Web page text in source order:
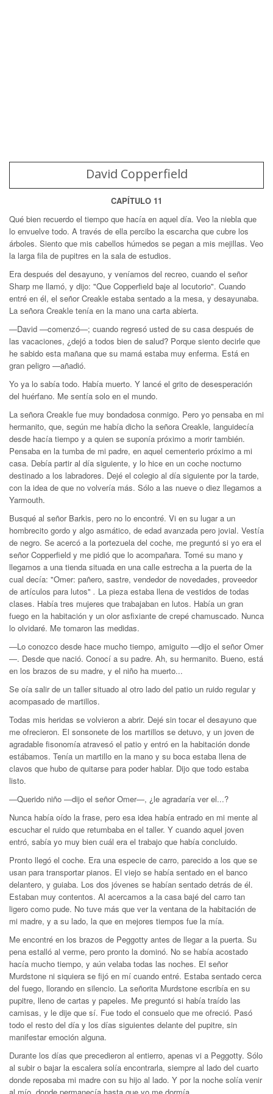
David Copperfield
CAPÍTULO 11
Qué bien recuerdo el tiempo que hacía en aquel día. Veo la niebla que
lo envuelve todo. A través de ella percibo la escarcha que cubre los
árboles. Siento que mis cabellos húmedos se pegan a mis mejillas. Veo
la larga fila de pupitres en la sala de estudios.
Era después del desayuno, y veníamos del recreo, cuando el señor
Sharp me llamó, y dijo: "Que Copperfield baje al locutorio". Cuando
entré en él, el señor Creakle estaba sentado a la mesa, y desayunaba.
La señora Creakle tenía en la mano una carta abierta.
—David —comenzó—; cuando regresó usted de su casa después de
las vacaciones, ¿dejó a todos bien de salud? Porque siento decirle que
he sabido esta mañana que su mamá estaba muy enferma. Está en
gran peligro —añadió.
Yo ya lo sabía todo. Había muerto. Y lancé el grito de desesperación
del huérfano. Me sentía solo en el mundo.
La señora Creakle fue muy bondadosa conmigo. Pero yo pensaba en mi
hermanito, que, según me había dicho la señora Creakle, languidecía
desde hacía tiempo y a quien se suponía próximo a morir también.
Pensaba en la tumba de mi padre, en aquel cementerio próximo a mi
casa. Debía partir al día siguiente, y lo hice en un coche nocturno
destinado a los labradores. Dejé el colegio al día siguiente por la tarde,
con la idea de que no volvería más. Sólo a las nueve o diez llegamos a
Yarmouth.
Busqué al señor Barkis, pero no lo encontré. Vi en su lugar a un
hombrecito gordo y algo asmático, de edad avanzada pero jovial. Vestía
de negro. Se acercó a la portezuela del coche, me preguntó si yo era el
señor Copperfield y me pidió que lo acompañara. Tomé su mano y
llegamos a una tienda situada en una calle estrecha a la puerta de la
cual decía: "Omer: pañero, sastre, vendedor de novedades, proveedor
de artículos para lutos" . La pieza estaba llena de vestidos de todas
clases. Había tres mujeres que trabajaban en lutos. Había un gran
fuego en la habitación y un olor asfixiante de crepé chamuscado. Nunca
lo olvidaré. Me tomaron las medidas.
—Lo conozco desde hace mucho tiempo, amiguito —dijo el señor Omer
—. Desde que nació. Conocí a su padre. Ah, su hermanito. Bueno, está
en los brazos de su madre, y el niño ha muerto...
Se oía salir de un taller situado al otro lado del patio un ruido regular y
acompasado de martillos.
Todas mis heridas se volvieron a abrir. Dejé sin tocar el desayuno que
me ofrecieron. El sonsonete de los martillos se detuvo, y un joven de
agradable fisonomía atravesó el patio y entró en la habitación donde
estábamos. Tenía un martillo en la mano y su boca estaba llena de
clavos que hubo de quitarse para poder hablar. Dijo que todo estaba
listo.
—Querido niño —dijo el señor Omer—, ¿le agradaría ver el...?
Nunca había oído la frase, pero esa idea había entrado en mi mente al
escuchar el ruido que retumbaba en el taller. Y cuando aquel joven
entró, sabía yo muy bien cuál era el trabajo que había concluido.
Pronto llegó el coche. Era una especie de carro, parecido a los que se
usan para transportar pianos. El viejo se había sentado en el banco
delantero, y guiaba. Los dos jóvenes se habían sentado detrás de él.
Estaban muy contentos. Al acercamos a la casa bajé del carro tan
ligero como pude. No tuve más que ver la ventana de la habitación de
mi madre, y a su lado, la que en mejores tiempos fue la mía.
Me encontré en los brazos de Peggotty antes de llegar a la puerta. Su
pena estalló al verme, pero pronto la dominó. No se había acostado
hacía mucho tiempo, y aún velaba todas las noches. El señor
Murdstone ni siquiera se fijó en mí cuando entré. Estaba sentado cerca
del fuego, llorando en silencio. La señorita Murdstone escribía en su
pupitre, lleno de cartas y papeles. Me preguntó si había traído las
camisas, y le dije que sí. Fue todo el consuelo que me ofreció. Pasó
todo el resto del día y los días siguientes delante del pupitre, sin
manifestar emoción alguna.
Durante los días que precedieron al entierro, apenas vi a Peggotty. Sólo
al subir o bajar la escalera solía encontrarla, siempre al lado del cuarto
donde reposaba mi madre con su hijo al lado. Y por la noche solía venir